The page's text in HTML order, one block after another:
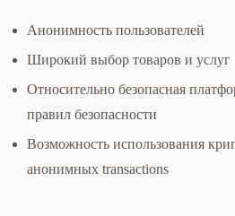
Анонимность пользователей
Широкий выбор товаров и услуг
Относительно безопасная
правил безопасности
Возможность использования
анонимных transactions